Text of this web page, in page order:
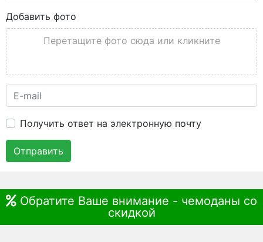
Добавить фото
Перетащите фото сюда или кликните
Получить ответ на электронную почту
Отправить
Обратите Ваше внимание - чемоданы со
скидкой